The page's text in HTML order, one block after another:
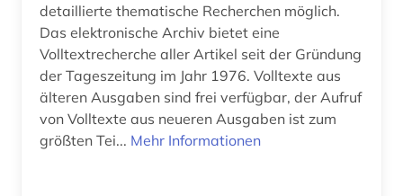
sprachwissenschaft (25)
stilistik (1)
tageszeitung (1)
textsammlung (1)
detaillierte thematische Recherchen möglich.
Das elektronische Archiv bietet eine
Volltextrecherche aller Artikel seit der Gründung
der Tageszeitung im Jahr 1976. Volltexte aus
älteren Ausgaben sind frei verfügbar, der Aufruf
von Volltexte aus neueren Ausgaben ist zum
größten Tei... Mehr Informationen